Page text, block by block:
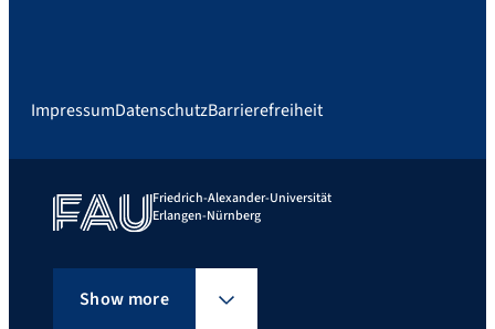
ImpressumDatenschutzBarrierefreiheit
Friedrich-Alexander-Universität
Erlangen-Nürnberg
Show more